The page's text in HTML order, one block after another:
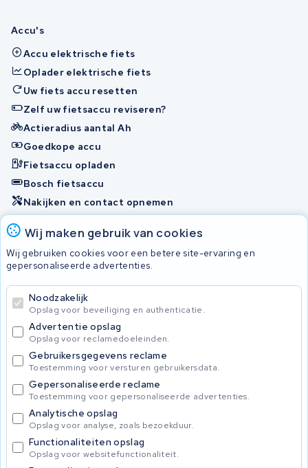
Wij maken gebruik van cookies
Wij gebruiken cookies voor een betere site-ervaring en
gepersonaliseerde advertenties.
Noodzakelijk
Opslag voor beveiliging en authenticatie.
Advertentie opslag
Opslag voor reclamedoeleinden.
Gebruikersgegevens reclame
Toestemming voor versturen gebruikersdata.
Gepersonaliseerde reclame
Toestemming voor gepersonaliseerde advertenties.
Analytische opslag
Opslag voor analyse, zoals bezoekduur.
Functionaliteiten opslag
Opslag voor websitefunctionaliteit.
Accu's
Accu elektrische fiets
Oplader elektrische fiets
Uw fiets accu resetten
Zelf uw fietsaccu reviseren?
Actieradius aantal Ah
Goedkope accu
Fietsaccu opladen
Bosch fietsaccu
Nakijken en contact opnemen
Privacybeleid